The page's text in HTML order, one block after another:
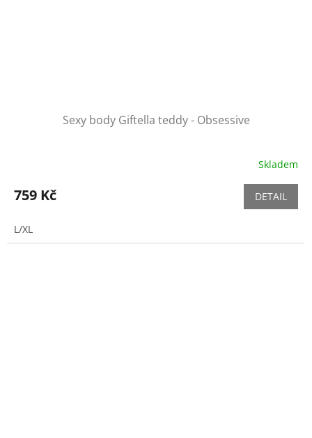
Sexy body Giftella teddy - Obsessive
Skladem
759 Kč DETAIL
L/XL